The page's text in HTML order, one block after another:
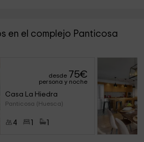
en el complejo Panticosa
desde 75€
persona y noche
Casa La Hiedra
Panticosa (Huesca)
4